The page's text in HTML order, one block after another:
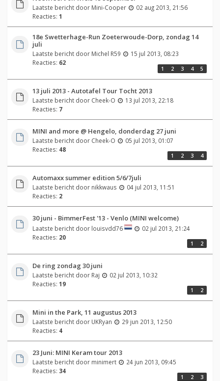
Laatste bericht door Mini-Cooper
02 aug 2013, 21:56
Reacties: 1
18e Swetterhage-Run Zoeterwoude-Dorp, zondag 14
juli
Laatste bericht door Michel R59
15 jul 2013, 08:23
Reacties: 62
1 2 3 4 5
13 juli 2013 - Autotafel Tour Tocht 2013
Laatste bericht door Cheek-O
13 jul 2013, 22:18
Reacties: 7
MINI and more @ Hengelo, donderdag 27 juni
Laatste bericht door Cheek-O
05 jul 2013, 01:07
Reacties: 48
1 2 3 4
Automaxx summer edition 5/6/7juli
Laatste bericht door nikkwaus
04 jul 2013, 11:51
Reacties: 2
30 juni - BimmerFest '13 - Venlo (MINI welcome)
Laatste bericht door louisvdd76
02 jul 2013, 21:24
Reacties: 20
1 2
De ring zondag 30 juni
Laatste bericht door Raj
02 jul 2013, 10:32
Reacties: 19
1 2
Mini in the Park, 11 augustus 2013
Laatste bericht door UKRyan
29 jun 2013, 12:50
Reacties: 4
23 Juni: MINI Keram tour 2013
Laatste bericht door minimert
24 jun 2013, 09:45
Reacties: 34
1 2 3